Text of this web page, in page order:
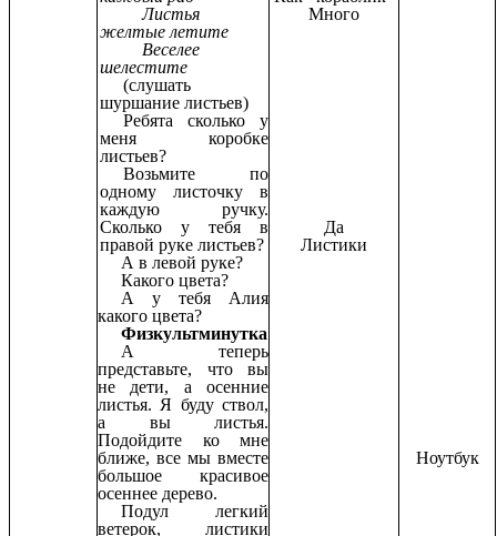
Листья
желтые летите
Веселее
шелестите
(слушать
шуршание листьев)
Ребята сколько у
меня коробке
листьев?
Возьмите по
одному листочку в
каждую ручку.
Сколько у тебя в
правой руке листьев?
А в левой руке?
Какого цвета?
А у тебя Алия
какого цвета?
Физкультминутка
А теперь
представьте, что вы
не дети, а осенние
листья. Я буду ствол,
а вы листья.
Подойдите ко мне
ближе, все мы вместе
большое красивое
осеннее дерево.
Подул легкий
ветерок, листики
Много
Да
Листики
Ноутбук